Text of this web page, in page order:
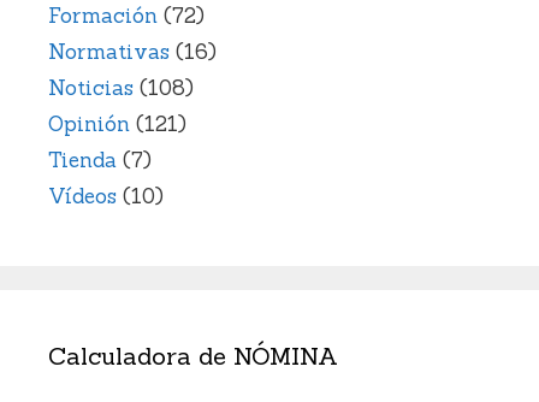
Formación (72)
Normativas (16)
Noticias (108)
Opinión (121)
Tienda (7)
Vídeos (10)
Calculadora de NÓMINA